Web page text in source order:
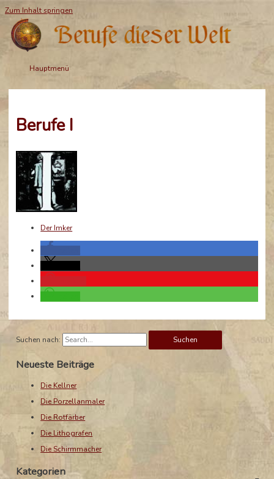
Zum Inhalt springen
Hauptmenü
Berufe I
Der Imker
Suchen nach:
Neueste Beiträge
Die Kellner
Die Porzellanmaler
Die Rotfärber
Die Lithografen
Die Schirmmacher
Kategorien